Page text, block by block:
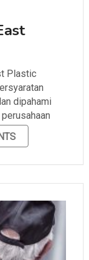
Plastic
dipahami